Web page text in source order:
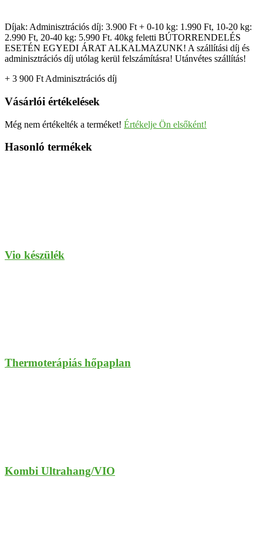
Díjak: Adminisztrációs díj: 3.900 Ft + 0-10 kg: 1.990 Ft, 10-20 kg:
2.990 Ft, 20-40 kg: 5.990 Ft. 40kg feletti BÚTORRENDELÉS
ESETÉN EGYEDI ÁRAT ALKALMAZUNK! A szállítási díj és
adminisztrációs díj utólag kerül felszámításra! Utánvétes szállítás!
+ 3 900 Ft Adminisztrációs díj
Vásárlói értékelések
Még nem értékelték a terméket! Értékelje Ön elsőként!
Hasonló termékek
Vio készülék
Thermoterápiás hőpaplan
Kombi Ultrahang/VIO